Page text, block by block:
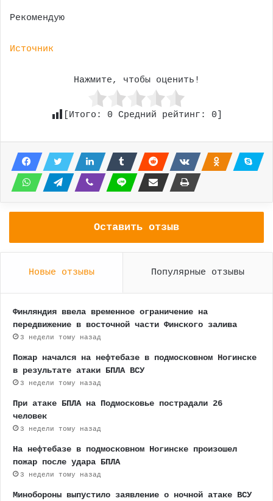
Рекомендую
Источник
Нажмите, чтобы оценить!
[Итого: 0 Средний рейтинг: 0
Оставить отзыв
Новые отзывы Популярные отзывы
Финляндия ввела временное ограничение на
передвижение в восточной части Финского залива
3 недели тому назад
Пожар начался на нефтебазе в подмосковном Ногинске
в результате атаки БПЛА ВСУ
3 недели тому назад
При атаке БПЛА на Подмосковье пострадали 26
человек
3 недели тому назад
На нефтебазе в подмосковном Ногинске произошел
пожар после удара БПЛА
3 недели тому назад
Минобороны выпустило заявление о ночной атаке ВСУ